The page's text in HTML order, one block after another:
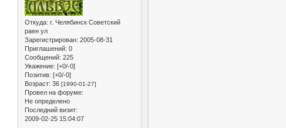
Откуда: г. Челябинск Советский
раен ул
Зарегистрирован: 2005-08-31
Приглашений: 0
Сообщений: 225
Уважение: [+0/-0]
Позитив: [+0/-0]
Возраст: 36 [1990-01-27]
Провел на форуме:
Не определено
Последний визит:
2009-02-25 15:04:07